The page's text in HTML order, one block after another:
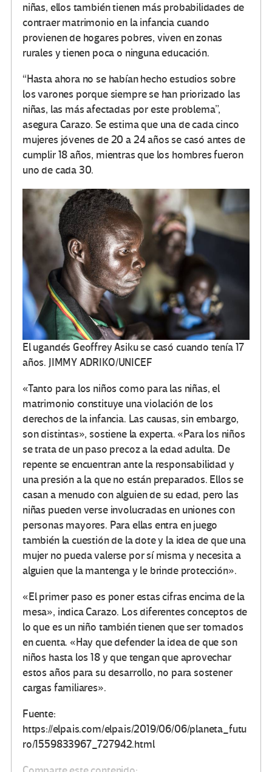
niñas, ellos también tienen más probabilidades de
contraer matrimonio en la infancia cuando
provienen de hogares pobres, viven en zonas
rurales y tienen poca o ninguna educación.
“Hasta ahora no se habían hecho estudios sobre
los varones porque siempre se han priorizado las
niñas, las más afectadas por este problema”,
asegura Carazo. Se estima que una de cada cinco
mujeres jóvenes de 20 a 24 años se casó antes de
cumplir 18 años, mientras que los hombres fueron
uno de cada 30.
El ugandés Geoffrey Asiku se casó cuando tenía 17
años.
JIMMY ADRIKO/UNICEF
«Tanto para los niños como para las niñas, el
matrimonio constituye una violación de los
derechos de la infancia. Las causas, sin embargo,
son distintas», sostiene la experta. «Para los niños
se trata de un paso precoz a la edad adulta. De
repente se encuentran ante la responsabilidad y
una presión a la que no están preparados. Ellos se
casan a menudo con alguien de su edad, pero las
niñas pueden verse involucradas en uniones con
personas mayores. Para ellas entra en juego
también la cuestión de la dote y la idea de que una
mujer no pueda valerse por sí misma y necesita a
alguien que la mantenga y le brinde protección».
«El primer paso es poner estas cifras encima de la
mesa», indica Carazo. Los diferentes conceptos de
lo que es un niño también tienen que ser tomados
en cuenta. «Hay que defender la idea de que son
niños hasta los 18 y que tengan que aprovechar
estos años para su desarrollo, no para sostener
cargas familiares».
Fuente:
https://elpais.com/elpais/2019/06/06/planeta_futu
ro/1559833967_727942.html